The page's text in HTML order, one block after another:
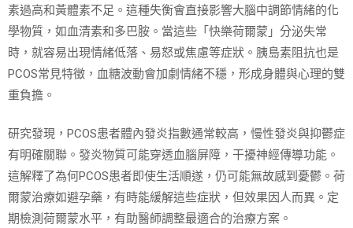
素過高和黃體素不足。這種失衡會直接影響大腦中調節情緒的化
學物質，如血清素和多巴胺。當這些「快樂荷爾蒙」分泌失常
時，就容易出現情緒低落、易怒或焦慮等症狀。胰島素阻抗也是
PCOS常見特徵，血糖波動會加劇情緒不穩，形成身體與心理的雙
重負擔。
研究發現，PCOS患者體內發炎指數通常較高，慢性發炎與抑鬱症
有明確關聯。發炎物質可能穿透血腦屏障，干擾神經傳導功能。
這解釋了為何PCOS患者即使生活順遂，仍可能無故感到憂鬱。荷
爾蒙治療如避孕藥，有時能緩解這些症狀，但效果因人而異。定
期檢測荷爾蒙水平，有助醫師調整最適合的治療方案。